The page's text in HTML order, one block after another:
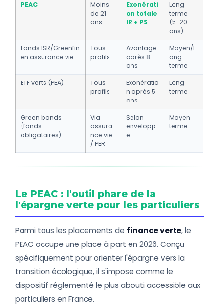
PEAC
Moins
de 21
ans
Exonérati
on totale
IR + PS
Long
terme
(5-20
ans)
Fonds ISR/Greenfin
en assurance vie
Tous
profils
Avantage
après 8
ans
Moyen/l
ong
terme
ETF verts (PEA)
Tous
profils
Exonératio
n après 5
ans
Long
terme
Green bonds
(fonds
obligataires)
Via
assura
nce vie
/ PER
Selon
envelopp
e
Moyen
terme
Le PEAC : l'outil phare de la
l'épargne verte pour les particuliers
Parmi tous les placements de finance verte, le
PEAC occupe une place à part en 2026. Conçu
spécifiquement pour orienter l'épargne vers la
transition écologique, il s'impose comme le
dispositif réglementé le plus abouti accessible aux
particuliers en France.